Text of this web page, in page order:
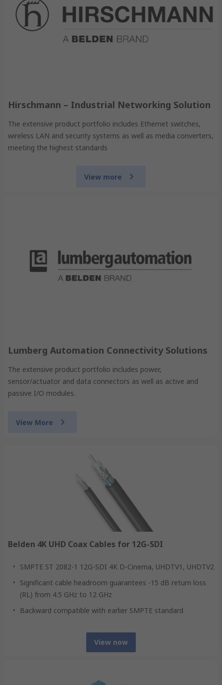
Hirschmann – Industrial Networking Solution
The extensive product portfolio includes Ethernet switches,
wireless LAN and security systems as well as media converters,
meeting the highest standards
View more
Lumberg Automation Connectivity Solutions
The extensive product portfolio includes power,
sensor/actuator and data connectors as well as active and
passive I/O modules.
View More
Belden 4K UHD Coax Cables for 12G-SDI
SMPTE ST 2082-1 12G-SDI 4K D-Cinema, UHDTV1, UHDTV2
Significant cable headroom guarantees -15 dB return loss
(RL) from 4.5 GHz to 12 GHz
Backward compatible with earlier SMPTE standard
View now